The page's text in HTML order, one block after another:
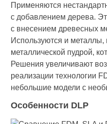
Применяются
с добавлением дерева.
с внесением древесных
Используются и
металлической пудрой,
Решения увеличивают
реализации технологии
небольшие модели с
Особенности DLP